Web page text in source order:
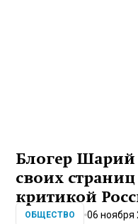
Блогер Шарий
своих страниц
критикой
ОБЩЕСТВО 06 ноября